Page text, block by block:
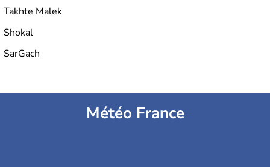
Takhte Malek
Shokal
SarGach
Météo France